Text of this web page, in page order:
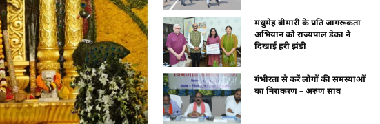
मधुमेह बीमारी के प्रति जागरूकता
अभियान को राज्यपाल डेका ने
दिखाई हरी झंडी
गंभीरता से करें लोगों की समस्याओं
का निराकरण – अरुण साव